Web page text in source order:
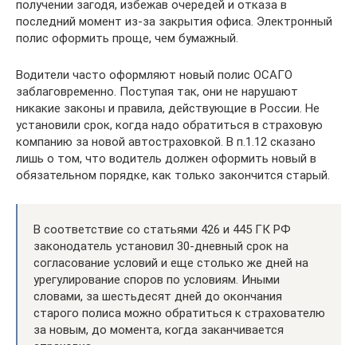
получении загодя, избежав очередей и отказа в
последний момент из-за закрытия офиса. Электронный
полис оформить проще, чем бумажный.
Водители часто оформляют новый полис ОСАГО
заблаговременно. Поступая так, они не нарушают
никакие законы и правила, действующие в России. Не
установили срок, когда надо обратиться в страховую
компанию за новой автостраховкой. В п.1.12 сказано
лишь о том, что водитель должен оформить новый в
обязательном порядке, как только закончится старый.
В соответствие со статьями 426 и 445 ГК РФ
законодатель установил 30-дневный срок на
согласование условий и еще столько же дней на
урегулирование споров по условиям. Иными
словами, за шестьдесят дней до окончания
старого полиса можно обратиться к страхователю
за новым, до момента, когда заканчивается